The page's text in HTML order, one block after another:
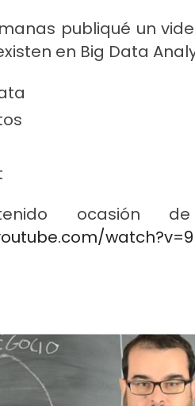
publiqué un
en Big Data
ocasión de